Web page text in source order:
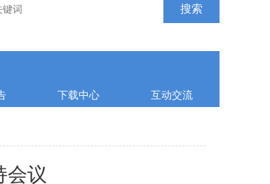
下载中心 互动交流
会议